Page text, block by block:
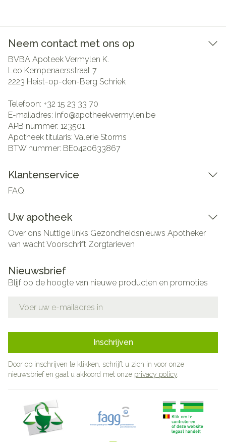
Neem contact met ons op
BVBA Apoteek Vermylen K.
Leo Kempenaersstraat 7
2223 Heist-op-den-Berg Schriek
Telefoon: +32 15 23 33 70
E-mailadres: info@apotheekvermylen.be
APB nummer: 123501
Apotheek titularis: Valerie Storms
BTW nummer: BE0420633867
Klantenservice
FAQ
Uw apotheek
Over ons Nuttige links Gezondheidsnieuws Apotheker
van wachtVoorschrift Zorgtarieven
Nieuwsbrief
Blijf op de hoogte van nieuwe producten en promoties
Inschrijven
Door op inschrijven te klikken, schrijft u zich in voor onze
nieuwsbrief en gaat u akkoord met onze privacy policy